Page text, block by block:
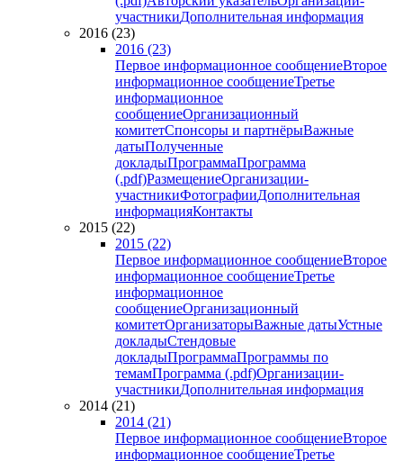
участникиДополнительная информация
2016 (23)
2016 (23)
Первое информационное сообщениеВторое
информационное сообщениеТретье
информационное
сообщениеОрганизационный
комитетСпонсоры и партнёрыВажные
датыПолученные
докладыПрограммаПрограмма
(.pdf)РазмещениеОрганизации-
участникиФотографииДополнительная
информацияКонтакты
2015 (22)
2015 (22)
Первое информационное сообщениеВторое
информационное сообщениеТретье
информационное
сообщениеОрганизационный
комитетОрганизаторыВажные датыУстные
докладыСтендовые
докладыПрограммаПрограммы по
темамПрограмма (.pdf)Организации-
участникиДополнительная информация
2014 (21)
2014 (21)
Первое информационное сообщениеВторое
информационное сообщениеТретье